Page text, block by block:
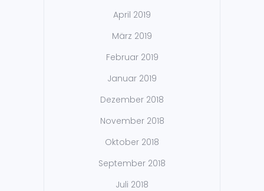
April 2019
März 2019
Februar 2019
Januar 2019
Dezember 2018
November 2018
Oktober 2018
September 2018
Juli 2018